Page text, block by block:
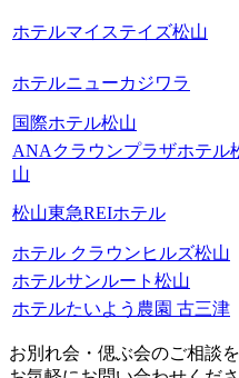
ホテルマイステイズ松山
ホテルニューカジワラ
国際ホテル松山
ANAクラウンプラザホテル
山
松山東急REIホテル
ホテル クラウンヒルズ松山
ホテルサンルート松山
ホテルたいよう農園 古三津
お別れ会・偲ぶ会のご相談